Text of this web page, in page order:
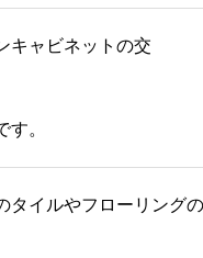
キャビネットの交
※ご
す。
タイルやフローリング
※ご